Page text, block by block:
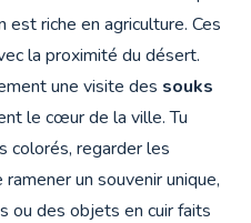
riche en agriculture. Ces
la proximité du désert.
une visite des souks
le cœur de la ville. Tu
colorés, regarder les
un souvenir unique,
ou des objets en cuir faits